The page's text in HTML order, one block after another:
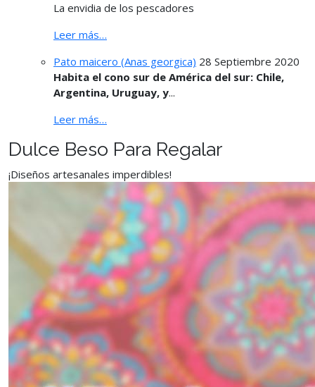
La envidia de los pescadores
Leer más…
Pato maicero (Anas georgica) 28 Septiembre 2020
Habita el cono sur de América del sur: Chile,
Argentina, Uruguay, y...
Leer más…
Dulce Beso Para Regalar
¡Diseños artesanales imperdibles!